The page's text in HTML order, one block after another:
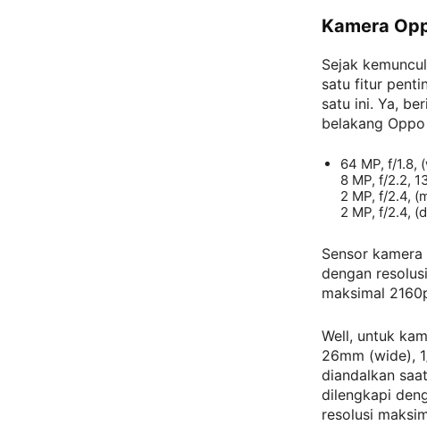
Kamera
Sejak
satu fitur
satu ini. Ya,
belakang
64 MP, f/1.8,
8 MP, f/2.2,
2 MP, f/2.4,
2 MP, f/2.4,
Sensor
dengan
maksimal
Well, untuk
26mm (wide),
diandalkan
dilengkapi
resolusi